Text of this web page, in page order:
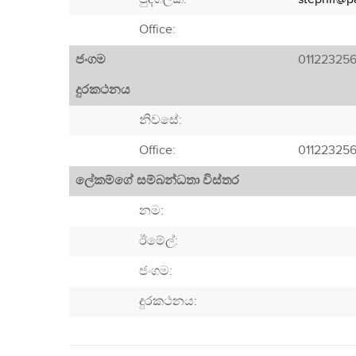
Office:
ජංගම
දුරකථනය
නිවසේ:
Office:
ලේකම්ගේ සම්බන්ධතා විස්තර
නම:
ඊමේල්:
ජංගම:
දුරකථනය: